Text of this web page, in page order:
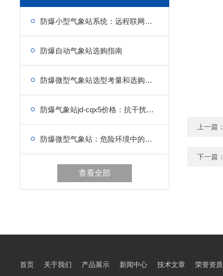
防爆小型气象站系统：远程联网监测，突破空间限制
防爆自动气象站选购指南
防爆微型气象站选型考量和选购指南
防爆气象站jd-cqx5价格：抗干扰，抗腐蚀，长期稳定
防爆微型气象站：危险环境中的气象“守护者”
查看全部
上一篇
下一篇
首页 关于我们 产品展示 新闻中心 技术文章 荣誉资质